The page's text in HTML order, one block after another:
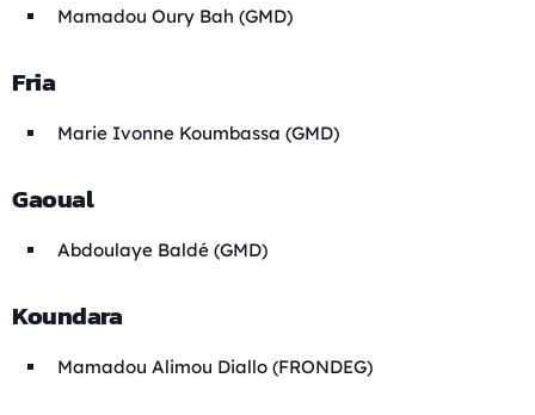
Mamadou Oury Bah (GMD)
Fria
Marie Ivonne Koumbassa (GMD)
Gaoual
Abdoulaye Baldé (GMD)
Koundara
Mamadou Alimou Diallo (FRONDEG)